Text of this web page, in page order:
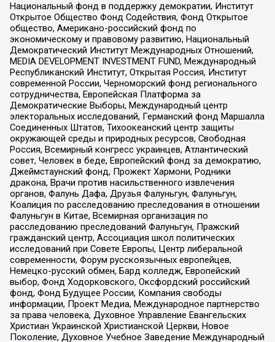
Национальный фонд в поддержку демократии, Институт
Открытое Общество Фонд Содействия, Фонд Открытое
общество, Американо-российский фонд по
экономическому и правовому развитию, Национальный
Демократический Институт Международных Отношений,
MEDIA DEVELOPMENT INVESTMENT FUND, Международный
Республиканский Институт, Открытая Россия, Институт
современной России, Черноморский фонд регионального
сотрудничества, Европейская Платформа за
Демократические Выборы, Международный центр
электоральных исследований, Германский фонд Маршалла
Соединенных Штатов, Тихоокеанский центр защиты
окружающей среды и природных ресурсов, Свободная
Россия, Всемирный конгресс украинцев, Атлантический
совет, Человек в беде, Европейский фонд за демократию,
Джеймстаунский фонд, Прожект Хармони, Родники
дракона, Врачи против насильственного извлечения
органов, Фалунь Дафа, Друзья Фалуньгун, Фалуньгун,
Коалиция по расследованию преследования в отношении
Фалуньгун в Китае, Всемирная организация по
расследованию преследований Фалуньгун, Пражский
гражданский центр, Ассоциация школ политических
исследований при Совете Европы, Центр либеральной
современности, Форум русскоязычных европейцев,
Немецко-русский обмен, Бард колледж, Европейский
выбор, Фонд Ходорковского, Оксфордский российский
фонд, Фонд Будущее России, Компания свободы
информации, Проект Медиа, Международное партнерство
за права человека, Духовное Управление Евангельских
Христиан Украинской Христианской Церкви, Новое
Поколение, Духовное Учебное Заведение Международный